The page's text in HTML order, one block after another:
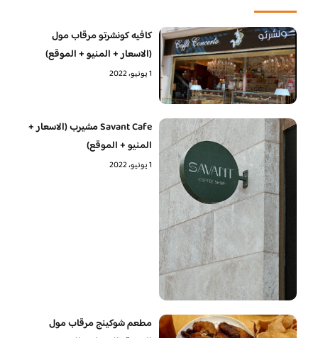
كافيه كونشرتو مرقاب مول
(الاسعار + المنيو + الموقع)
1 يونيو، 2022
Savant Cafe مشيرب (الاسعار +
المنيو + الموقع)
1 يونيو، 2022
مطعم شوكينج مرقاب مول